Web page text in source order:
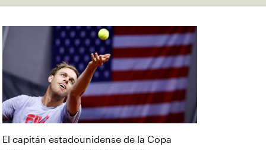
El capitán estadounidense de la Copa